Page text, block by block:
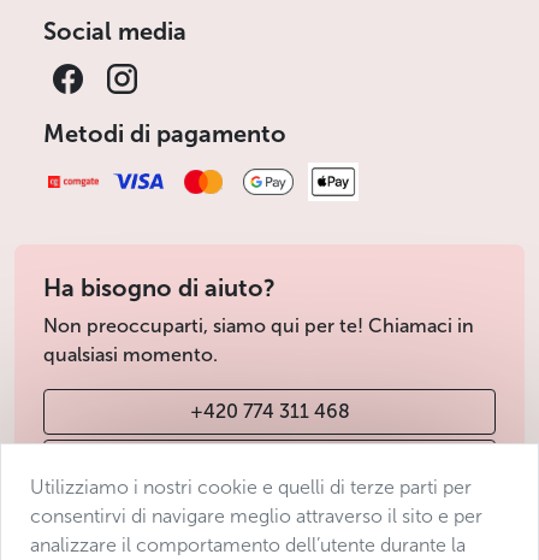
Social media
Metodi di pagamento
Ha bisogno di aiuto?
Non preoccuparti, siamo qui per te! Chiamaci in
qualsiasi momento.
+420 774 311 468
Utilizziamo i nostri cookie e quelli di terze parti per
consentirvi di navigare meglio attraverso il sito e per
analizzare il comportamento dell’utente durante la